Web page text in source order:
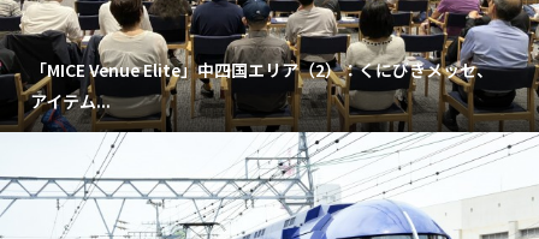
「MICE Venue Elite」中四国エリア（2）：くにびきメッセ、
アイテム...